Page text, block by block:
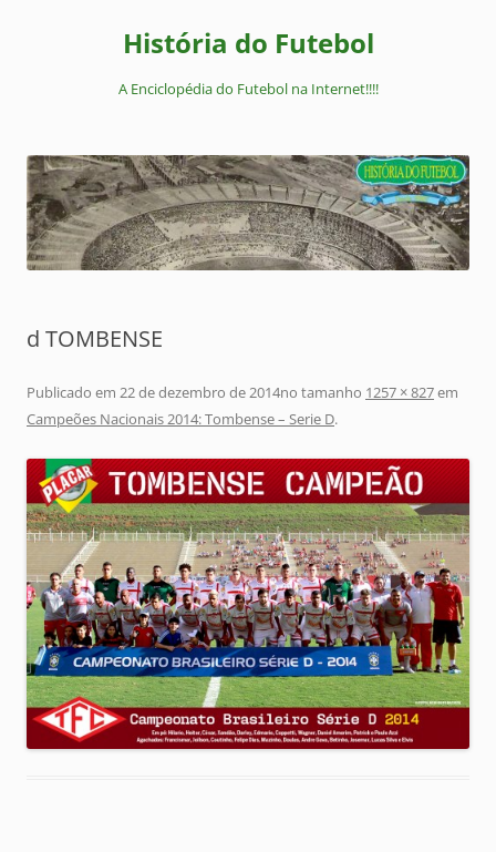
História do Futebol
A Enciclopédia do Futebol na Internet!!!!
d TOMBENSE
Publicado em 22 de dezembro de 2014no tamanho 1257 × 827em
Campeões Nacionais 2014: Tombense – Serie D.